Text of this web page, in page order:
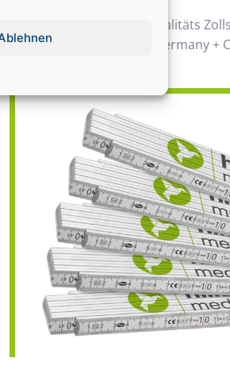
Daher wir verwenden Qualitäts
Bauma / 100% Made in Germany +